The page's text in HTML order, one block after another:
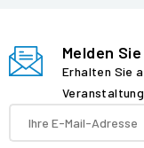
Melden
Erhalten Sie